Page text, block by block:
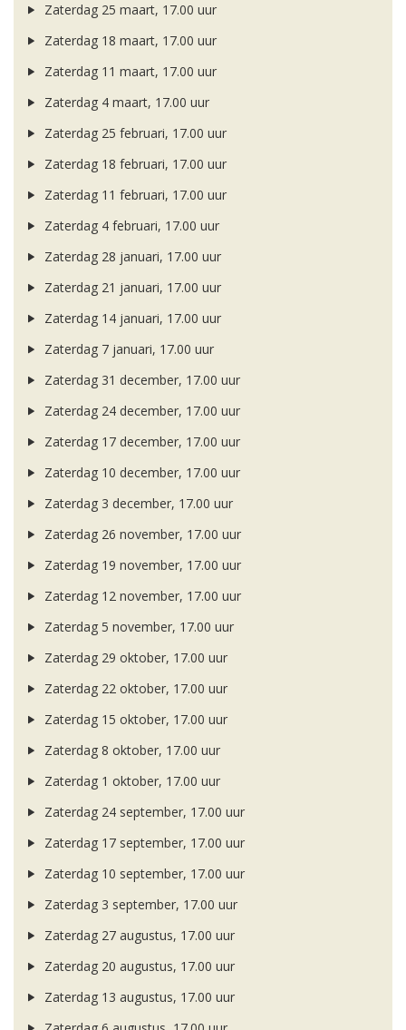
Zaterdag 25 maart, 17.00 uur
Zaterdag 18 maart, 17.00 uur
Zaterdag 11 maart, 17.00 uur
Zaterdag 4 maart, 17.00 uur
Zaterdag 25 februari, 17.00 uur
Zaterdag 18 februari, 17.00 uur
Zaterdag 11 februari, 17.00 uur
Zaterdag 4 februari, 17.00 uur
Zaterdag 28 januari, 17.00 uur
Zaterdag 21 januari, 17.00 uur
Zaterdag 14 januari, 17.00 uur
Zaterdag 7 januari, 17.00 uur
Zaterdag 31 december, 17.00 uur
Zaterdag 24 december, 17.00 uur
Zaterdag 17 december, 17.00 uur
Zaterdag 10 december, 17.00 uur
Zaterdag 3 december, 17.00 uur
Zaterdag 26 november, 17.00 uur
Zaterdag 19 november, 17.00 uur
Zaterdag 12 november, 17.00 uur
Zaterdag 5 november, 17.00 uur
Zaterdag 29 oktober, 17.00 uur
Zaterdag 22 oktober, 17.00 uur
Zaterdag 15 oktober, 17.00 uur
Zaterdag 8 oktober, 17.00 uur
Zaterdag 1 oktober, 17.00 uur
Zaterdag 24 september, 17.00 uur
Zaterdag 17 september, 17.00 uur
Zaterdag 10 september, 17.00 uur
Zaterdag 3 september, 17.00 uur
Zaterdag 27 augustus, 17.00 uur
Zaterdag 20 augustus, 17.00 uur
Zaterdag 13 augustus, 17.00 uur